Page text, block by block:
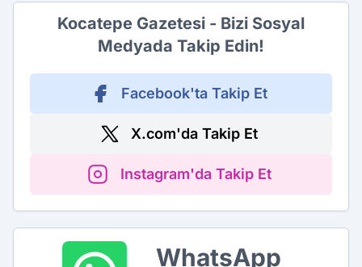
Kocatepe Gazetesi - Bizi Sosyal
Medyada Takip Edin!
Facebook'ta Takip Et
X.com'da Takip Et
Instagram'da Takip Et
WhatsApp